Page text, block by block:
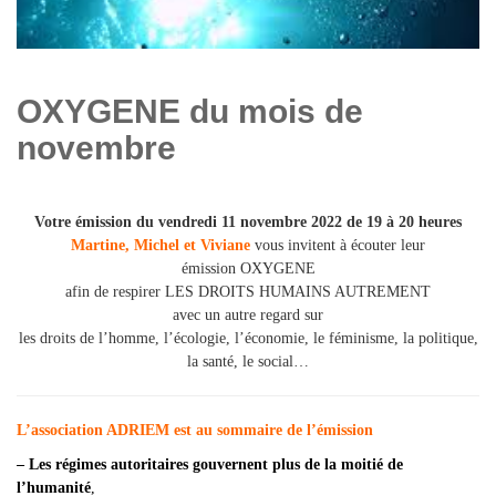
OXYGENE du mois de
novembre
Votre émission du vendredi 11 novembre 2022 de 19 à 20 heures
Martine, Michel et Viviane vous invitent à écouter leur
émission OXYGENE
afin de respirer LES DROITS HUMAINS AUTREMENT
avec un autre regard sur
les droits de l’homme, l’écologie, l’économie, le féminisme, la politique,
la santé, le social…
L’association ADRIEM est au sommaire de l’émission
– Les régimes autoritaires gouvernent plus de la moitié de
l’humanité,